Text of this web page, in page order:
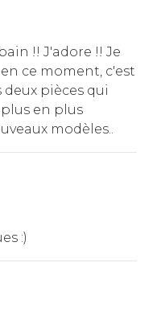
!! J'adore !! Je
ce moment, c'est
deux pièces qui
en plus
modèles..
:)